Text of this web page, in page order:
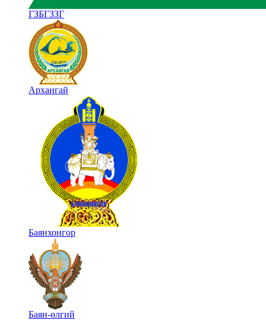
ГЗБГЗЗГ
Архангай
Баянхонгор
Баян-өлгий